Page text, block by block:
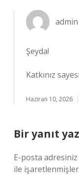
admin
Şeyda!
Katkınız
Haziran 10, 2026
Bir yanıt
E-posta adresiniz
ile